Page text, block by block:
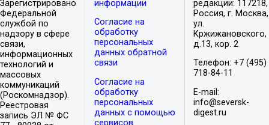
Зарегистрировано
Федеральной
службой по
надзору в сфере
связи,
информационных
технологий и
массовых
коммуникаций
(Роскомнадзор).
Реестровая
запись ЭЛ № ФС
информации
Согласие на
обработку
персональных
данных обратной
связи
Согласие на
обработку
персональных
данных с помощью
сервисов
редакции: 117218,
Россия, г. Москва,
ул.
Кржижановского,
д.13, кор. 2
Телефон: +7 (495)
718-84-11
E-mail:
info@seversk-
digest.ru